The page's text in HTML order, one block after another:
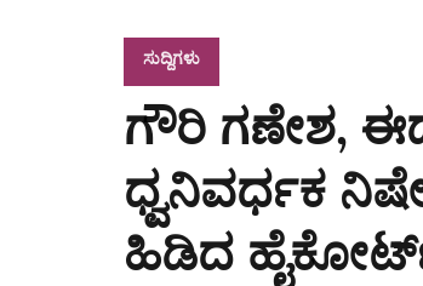
ಸುದ್ದಿಗಳು
ಗೌರಿ ಗಣೇಶ,
ಧ್ವನಿವರ್ಧಕ
ಹಿಡಿದ